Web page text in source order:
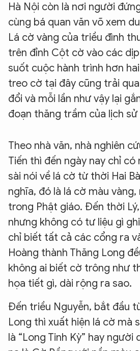
Hà Nội còn là nơi người
cùng bá quan văn võ xem
Lá cờ vàng của triều đình
trên đỉnh Cột cờ vào các
suốt cuộc hành trình hơn
treo cờ tại đây cũng trải
đổi và mỗi lần như vậy lại
đoạn thăng trầm của lịch
Theo nhà văn, nhà nghiên
Tiến thì đến ngày nay chỉ
sài nói về lá cờ từ thời Hai
nghĩa, đó là lá cờ màu vàng,
trong Phật giáo. Đến thời
nhưng không có tư liệu gì
chỉ biết tất cả các cổng ra
Hoàng thành Thăng Long
không ai biết cờ trông như
họa tiết gì, dài rộng ra sao.
Đến triều Nguyễn, bắt đầu
Long thì xuất hiện lá cờ mà
là “Long Tinh Kỳ” hay người